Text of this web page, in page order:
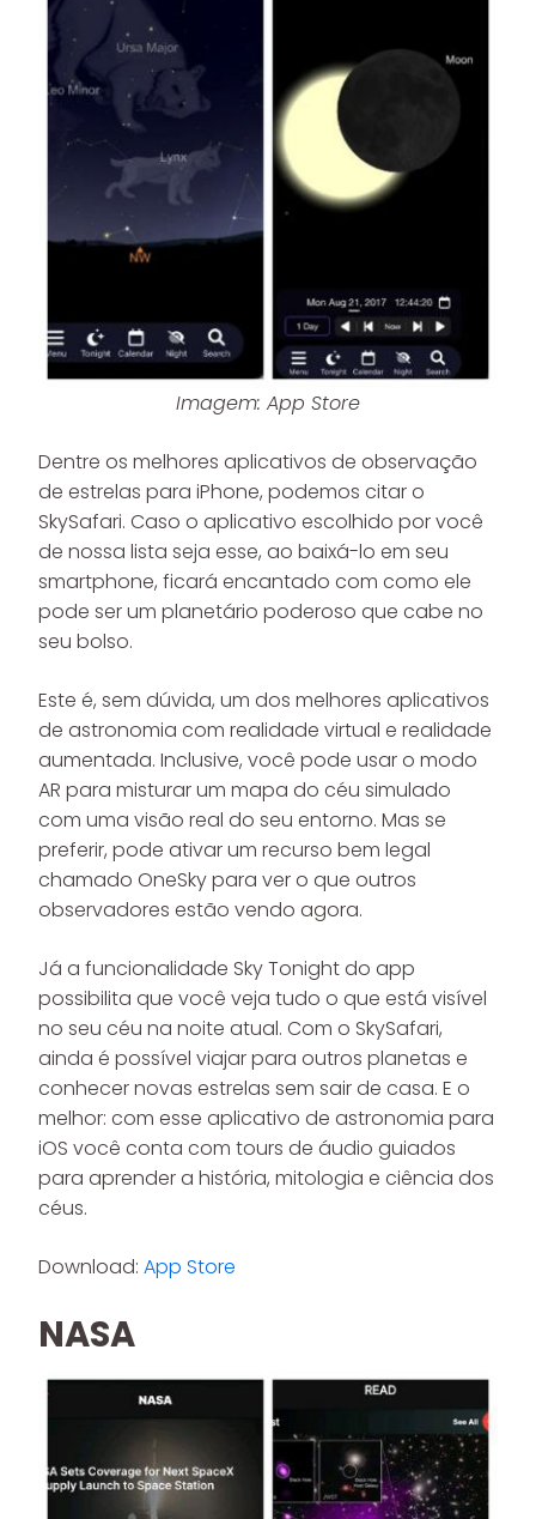
Imagem: App Store
Dentre os melhores aplicativos de observação
de estrelas para iPhone, podemos citar o
SkySafari. Caso o aplicativo escolhido por você
de nossa lista seja esse, ao baixá-lo em seu
smartphone, ficará encantado com como ele
pode ser um planetário poderoso que cabe no
seu bolso.
Este é, sem dúvida, um dos melhores aplicativos
de astronomia com realidade virtual e realidade
aumentada. Inclusive, você pode usar o modo
AR para misturar um mapa do céu simulado
com uma visão real do seu entorno. Mas se
preferir, pode ativar um recurso bem legal
chamado OneSky para ver o que outros
observadores estão vendo agora.
Já a funcionalidade Sky Tonight do app
possibilita que você veja tudo o que está visível
no seu céu na noite atual. Com o SkySafari,
ainda é possível viajar para outros planetas e
conhecer novas estrelas sem sair de casa. E o
melhor: com esse aplicativo de astronomia para
iOS você conta com tours de áudio guiados
para aprender a história, mitologia e ciência dos
céus.
Download: App Store
NASA